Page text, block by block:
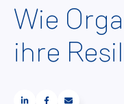
Wie
ihre